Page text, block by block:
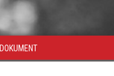
DOKUMENT